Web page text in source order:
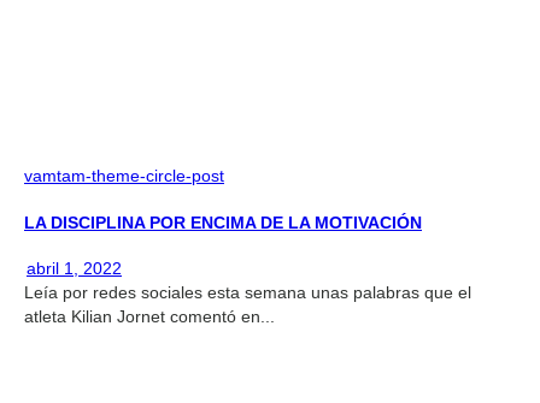
vamtam-theme-circle-post
LA DISCIPLINA POR ENCIMA DE LA MOTIVACIÓN
abril 1, 2022
Leía por redes sociales esta semana unas palabras que el
atleta Kilian Jornet comentó en...